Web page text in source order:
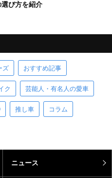
び方を紹介
ズ おすすめ記事
ク 芸能人・有名人の愛車
推し車 コラム
ニュース